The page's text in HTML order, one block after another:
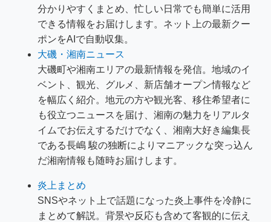
分かりやすくまとめ、忙しい日常でも簡単に活用
できる情報をお届けします。ネット上の最新クー
ポンをAIで自動収集。
大磯・湘南ニュース
大磯町や湘南エリアの最新情報を発信。地域のイ
ベント、観光、グルメ、新店舗オープン情報など
を幅広く紹介。地元の方や観光客、移住希望者に
も役立つニュースを届け、湘南の魅力をリアルタ
イムでお伝えするだけでなく、湘南大好き編集長
である長嶋 駿の独断によりマニアックな突っ込ん
だ湘南情報も随時お届けします。
炎上まとめ
SNSやネット上で話題になった炎上事件を冷静に
まとめて解説。背景や反応も含めて客観的に伝え